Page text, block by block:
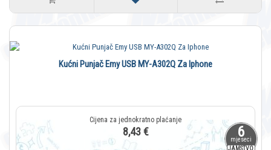
6
mjeseci
Kućni Punjač Emy USB MY-A302Q Za Iphone
8,43 €